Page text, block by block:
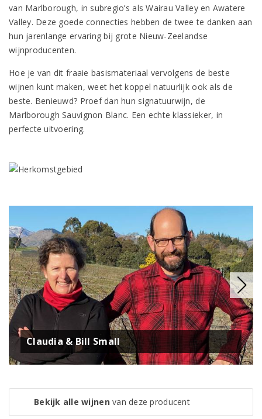
van Marlborough, in subregio’s als Wairau Valley en Awatere
Valley. Deze goede connecties hebben de twee te danken aan
hun jarenlange ervaring bij grote Nieuw-Zeelandse
wijnproducenten.
Hoe je van dit fraaie basismateriaal vervolgens de beste
wijnen kunt maken, weet het koppel natuurlijk ook als de
beste. Benieuwd? Proef dan hun signatuurwijn, de
Marlborough Sauvignon Blanc. Een echte klassieker, in
perfecte uitvoering.
Claudia & Bill Small
Bekijk alle wijnenvan deze producent